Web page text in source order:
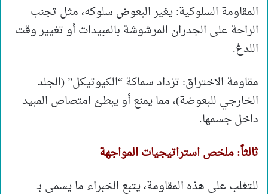
​المقاومة السلوكية: يغير البعوض سلوكه، مثل تجنب
الراحة على الجدران المرشوشة بالمبيدات أو تغيير وقت
اللدغ.
​مقاومة الاختراق: تزداد سماكة “الكيوتيكل” (الجلد
الخارجي للبعوضة)، مما يمنع أو يبطئ امتصاص المبيد
داخل جسمها.
​ثالثاً: ملخص استراتيجيات المواجهة
​للتغلب على هذه المقاومة، يتبع الخبراء ما يسمى بـ